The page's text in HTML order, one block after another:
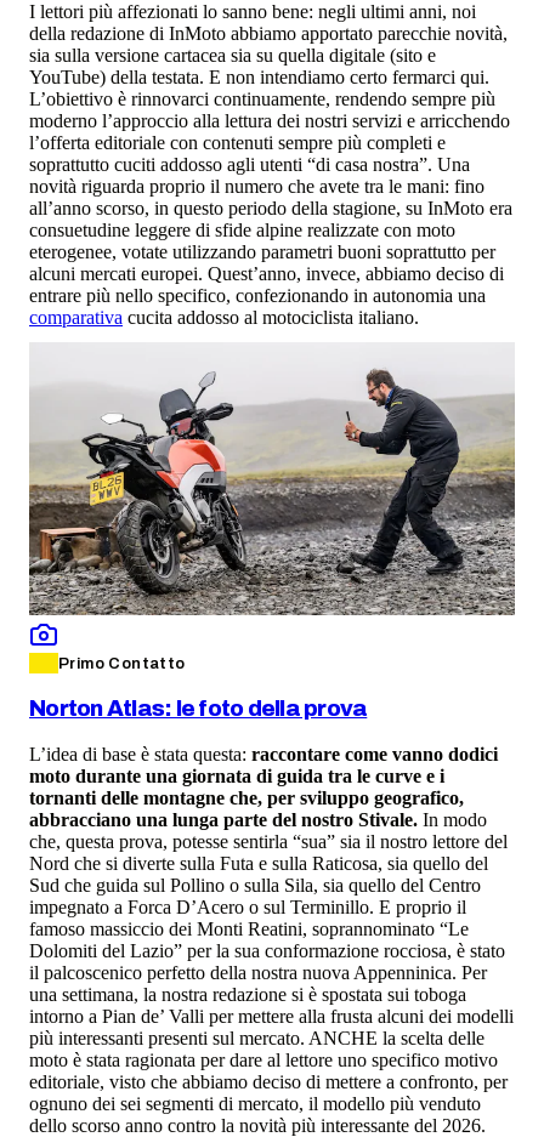
I lettori più affezionati lo sanno bene: negli ultimi anni, noi
della redazione di InMoto abbiamo apportato parecchie novità,
sia sulla versione cartacea sia su quella digitale (sito e
YouTube) della testata. E non intendiamo certo fermarci qui.
L’obiettivo è rinnovarci continuamente, rendendo sempre più
moderno l’approccio alla lettura dei nostri servizi e arricchendo
l’offerta editoriale con contenuti sempre più completi e
soprattutto cuciti addosso agli utenti “di casa nostra”. Una
novità riguarda proprio il numero che avete tra le mani: fino
all’anno scorso, in questo periodo della stagione, su InMoto era
consuetudine leggere di sfide alpine realizzate con moto
eterogenee, votate utilizzando parametri buoni soprattutto per
alcuni mercati europei. Quest’anno, invece, abbiamo deciso di
entrare più nello specifico, confezionando in autonomia una
comparativa cucita addosso al motociclista italiano.
Primo Contatto
Norton Atlas: le foto della prova
L’idea di base è stata questa: raccontare come vanno dodici
moto durante una giornata di guida tra le curve e i
tornanti delle montagne che, per sviluppo geografico,
abbracciano una lunga parte del nostro Stivale. In modo
che, questa prova, potesse sentirla “sua” sia il nostro lettore del
Nord che si diverte sulla Futa e sulla Raticosa, sia quello del
Sud che guida sul Pollino o sulla Sila, sia quello del Centro
impegnato a Forca D’Acero o sul Terminillo. E proprio il
famoso massiccio dei Monti Reatini, soprannominato “Le
Dolomiti del Lazio” per la sua conformazione rocciosa, è stato
il palcoscenico perfetto della nostra nuova Appenninica. Per
una settimana, la nostra redazione si è spostata sui toboga
intorno a Pian de’ Valli per mettere alla frusta alcuni dei modelli
più interessanti presenti sul mercato. ANCHE la scelta delle
moto è stata ragionata per dare al lettore uno specifico motivo
editoriale, visto che abbiamo deciso di mettere a confronto, per
ognuno dei sei segmenti di mercato, il modello più venduto
dello scorso anno contro la novità più interessante del 2026.